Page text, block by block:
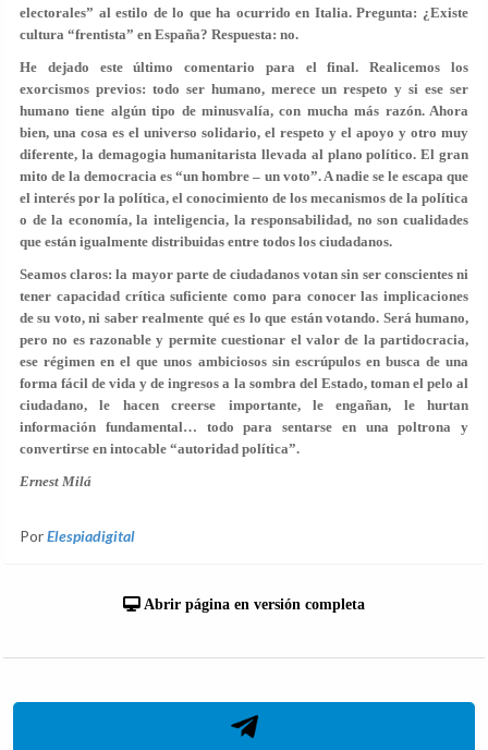
electorales” al estilo de lo que ha ocurrido en Italia. Pregunta: ¿Existe
cultura “frentista” en España? Respuesta: no.
He dejado este último comentario para el final. Realicemos los
exorcismos previos: todo ser humano, merece un respeto y si ese ser
humano tiene algún tipo de minusvalía, con mucha más razón. Ahora
bien, una cosa es el universo solidario, el respeto y el apoyo y otro muy
diferente, la demagogia humanitarista llevada al plano político. El gran
mito de la democracia es “un hombre – un voto”. A nadie se le escapa que
el interés por la política, el conocimiento de los mecanismos de la política
o de la economía, la inteligencia, la responsabilidad, no son cualidades
que están igualmente distribuidas entre todos los ciudadanos.
Seamos claros: la mayor parte de ciudadanos votan sin ser conscientes ni
tener capacidad crítica suficiente como para conocer las implicaciones
de su voto, ni saber realmente qué es lo que están votando. Será humano,
pero no es razonable y permite cuestionar el valor de la partidocracia,
ese régimen en el que unos ambiciosos sin escrúpulos en busca de una
forma fácil de vida y de ingresos a la sombra del Estado, toman el pelo al
ciudadano, le hacen creerse importante, le engañan, le hurtan
información fundamental… todo para sentarse en una poltrona y
convertirse en intocable “autoridad política”.
Ernest Milá
PorElespiadigital
Abrir página en versión completa